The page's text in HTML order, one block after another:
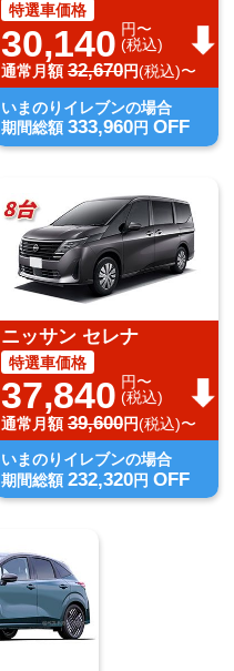
特選車価格
30,140 円〜
(税込)
通常月額32,670円(税込)〜
いまのりイレブンの場合
期間総額 333,960円 OFF
ニッサン セレナ
特選車価格
37,840 円〜
(税込)
通常月額39,600円(税込)〜
いまのりイレブンの場合
期間総額 232,320円 OFF